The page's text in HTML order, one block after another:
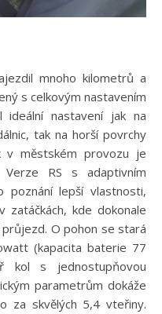
mnoho kilometrů a
s celkovým nastavením
ideální nastavení jak na
tak na horší povrchy
v městském provozu je
RS s adaptivním
poznání lepší vlastnosti,
kde dokonale
O pohon se stará
(kapacita baterie 77
kol s jednostupňovou
parametrům dokáže
za skvělých 5,4 vteřiny.